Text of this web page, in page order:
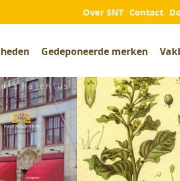
Over SNT Contact
Gedeponeerde merken